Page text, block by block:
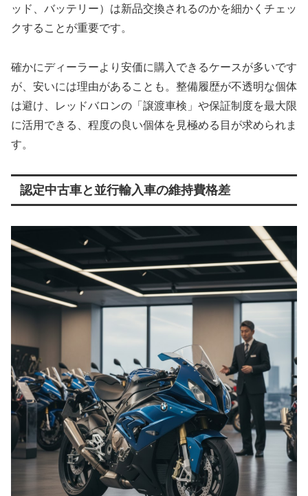
ッド、バッテリー）は新品交換されるのかを細かくチェッ
クすることが重要です。
確かにディーラーより安価に購入できるケースが多いです
が、安いには理由があることも。整備履歴が不透明な個体
は避け、レッドバロンの「譲渡車検」や保証制度を最大限
に活用できる、程度の良い個体を見極める目が求められま
す。
認定中古車と並行輸入車の維持費格差